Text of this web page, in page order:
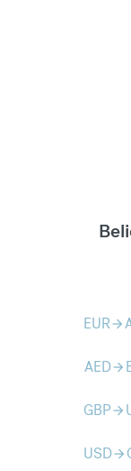
EURarrow_forward
AEDarrow_forward
GBParrow_forward
USDarrow_forward